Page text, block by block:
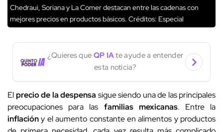
Chedraui, Soriana y La Comer destacan entre las cadenas con
mejores precios en productos básicos. Créditos: Especial
¿Quieres que QP IAte ayude a entender
esta noticia?
Elprecio de la despensa sigue siendo una de las principales
preocupaciones para las familias mexicanas. Entre la
inflacióny el aumento constante en alimentos y productos